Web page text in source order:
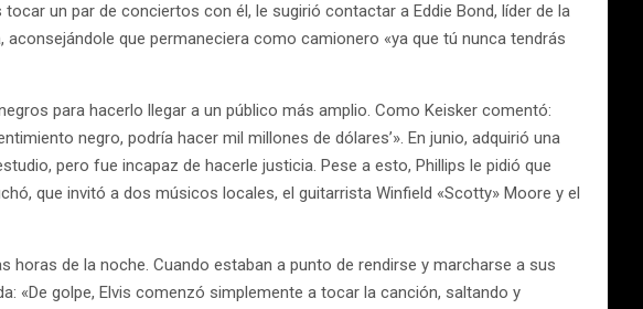
un par de conciertos con él, le sugirió contactar a Eddie Bond, líder de la
que permaneciera como camionero «ya que tú nunca tendrás
para hacerlo llegar a un público más amplio. Como Keisker comentó:
negro, podría hacer mil millones de dólares’». En junio, adquirió una
pero fue incapaz de hacerle justicia. Pese a esto, Phillips le pidió que
que invitó a dos músicos locales, el guitarrista Winfield «Scotty» Moore y el
de la noche. Cuando estaban a punto de rendirse y marcharse a sus
«De golpe, Elvis comenzó simplemente a tocar la canción, saltando y